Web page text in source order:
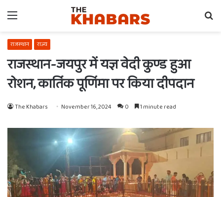
Menu
राजस्थान राज्य
राजस्थान-जयपुर में यज्ञ वेदी कुण्ड हुआ
रोशन, कार्तिक पूर्णिमा पर किया दीपदान
The Khabars November 16, 2024 0 1 minute read